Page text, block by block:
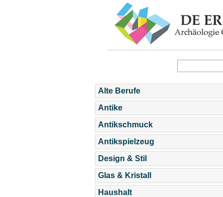
Alte Berufe
Antike
Antikschmuck
Antikspielzeug
Design & Stil
Glas & Kristall
Haushalt